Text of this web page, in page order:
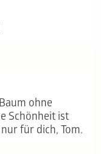
ohne
Schönheit ist
für dich, Tom.